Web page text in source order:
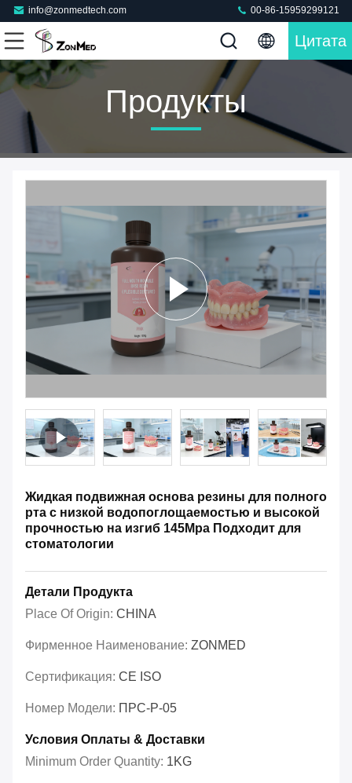
info@zonmedtech.com 00-86-15959299121
Цитата
Продукты
Жидкая подвижная основа резины для полного
рта с низкой водопоглощаемостью и высокой
прочностью на изгиб 145Mpa Подходит для
стоматологии
Детали Продукта
Place Of Origin: CHINA
Фирменное Наименование: ZONMED
Сертификация: CE ISO
Номер Модели: ПРС-Р-05
Условия Оплаты & Доставки
Minimum Order Quantity: 1KG